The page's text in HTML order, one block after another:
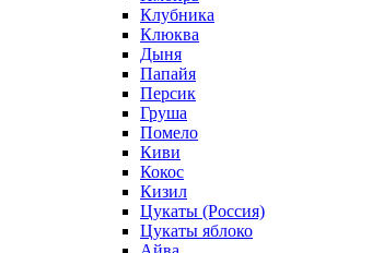
Клубника
Клюква
Дыня
Папайя
Персик
Груша
Помело
Киви
Кокос
Кизил
Цукаты (Россия)
Цукаты яблоко